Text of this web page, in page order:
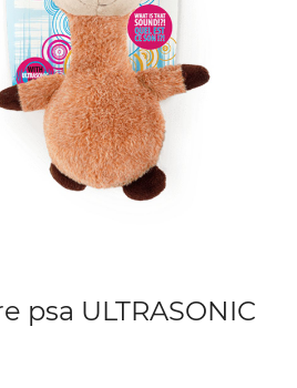
psa ULTRASONIC